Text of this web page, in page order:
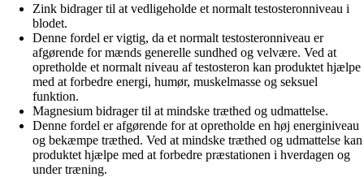
Zink bidrager til at vedligeholde et normalt testosteronniveau i
blodet.
Denne fordel er vigtig, da et normalt testosteronniveau er
afgørende for mænds generelle sundhed og velvære. Ved at
opretholde et normalt niveau af testosteron kan produktet hjælpe
med at forbedre energi, humør, muskelmasse og seksuel
funktion.
Magnesium bidrager til at mindske træthed og udmattelse.
Denne fordel er afgørende for at opretholde en høj energiniveau
og bekæmpe træthed. Ved at mindske træthed og udmattelse kan
produktet hjælpe med at forbedre præstationen i hverdagen og
under træning.